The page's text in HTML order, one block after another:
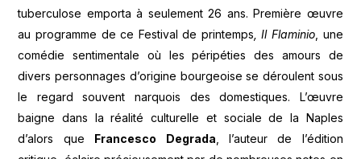
tuberculose emporta à seulement 26 ans. Première œuvre
au programme de ce Festival de printemps , Il Flaminio , une
comédie sentimentale où les péripéties des amours de
divers personnages d’origine bourgeoise se déroulent sous
le regard souvent narquois des domestiques. L’œuvre
baigne dans la réalité culturelle et sociale de la Naples
d’alors que Francesco Degrada , l’auteur de l’édition